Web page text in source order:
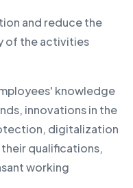
and reduce the
of the activities
knowledge
innovations in the
digitalization
qualifications,
working